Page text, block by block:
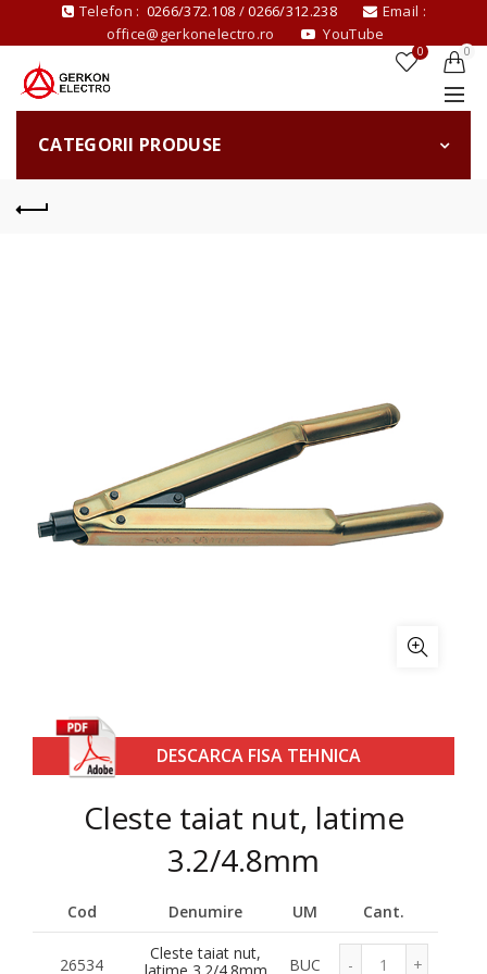
Telefon : 0266/372.108 /0266/312.238
Email :
office@gerkonelectro.ro
YouTube
0 0
CATEGORII PRODUSE
DESCARCA FISA TEHNICA
Cleste taiat nut, latime
3.2/4.8mm
Cod Denumire UM Cant.
26534
Cleste taiat nut,
BUC